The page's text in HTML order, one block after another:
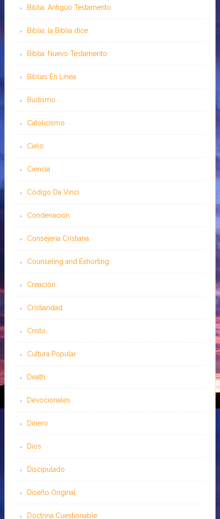
Biblia: Antiguo Testamento
Biblia: la Biblia dice
Biblia: Nuevo Testamento
Bíblias En Línea
Budismo
Catolicismo
Cielo
Ciencia
Código Da Vinci
Condenación
Consejería Cristiana
Counseling and Exhorting
Creación
Cristiandad
Cristo
Cultura Popular
Death
Devocionales
Dinero
Dios
Discipulado
Diseño Original
Doctrina Cuestionable